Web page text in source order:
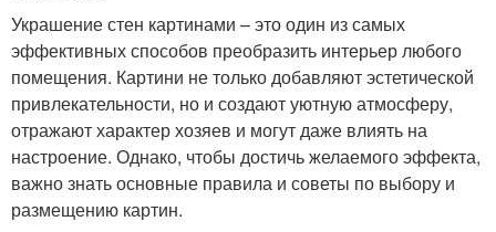
Украшение стен картинами – это один из самых
эффективных способов преобразить интерьер любого
помещения. Картини не только добавляют эстетической
привлекательности, но и создают уютную атмосферу,
отражают характер хозяев и могут даже влиять на
настроение. Однако, чтобы достичь желаемого эффекта,
важно знать основные правила и советы по выбору и
размещению картин.